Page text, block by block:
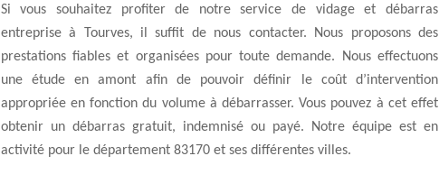
Si vous souhaitez profiter de notre service de vidage et débarras
entreprise à Tourves, il suffit de nous contacter. Nous proposons des
prestations fiables et organisées pour toute demande. Nous effectuons
une étude en amont afin de pouvoir définir le coût d’intervention
appropriée en fonction du volume à débarrasser. Vous pouvez à cet effet
obtenir un débarras gratuit, indemnisé ou payé. Notre équipe est en
activité pour le département 83170 et ses différentes villes.